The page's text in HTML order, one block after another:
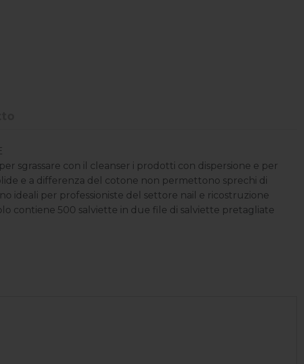
sgrassare con il cleanser i prodotti con dispersione e per
e a differenza del cotone non permettono sprechi di
ideali per professioniste del settore nail e ricostruzione
contiene 500 salviette in due file di salviette pretagliate